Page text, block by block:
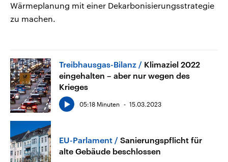
Wärmeplanung mit einer Dekarbonisierungsstrategie
zu machen.
Treibhausgas-Bilanz
Klimaziel 2022
eingehalten – aber nur wegen des
Krieges
05:18 Minuten 15.03.2023
EU-Parlament
Sanierungspflicht für
alte Gebäude beschlossen